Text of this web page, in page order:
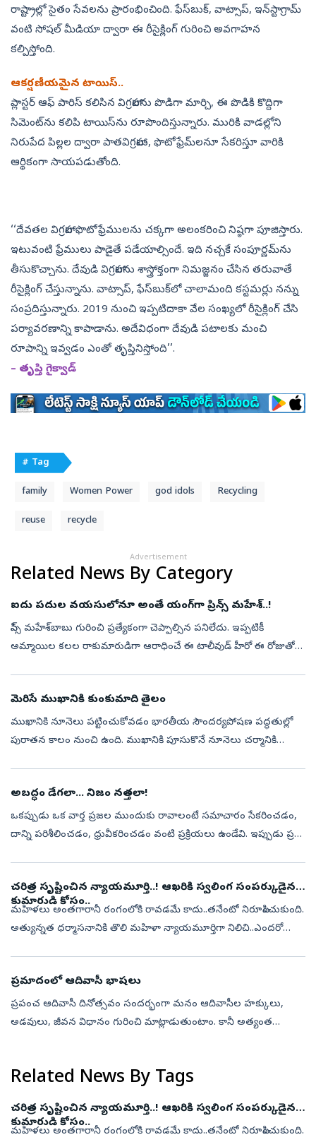
రాష్ట్రాల్లో సైతం సేవలను ప్రారంభించింది. ఫేస్‌బుక్, వాట్సాప్, ఇన్‌స్టాగ్రామ్‌
వంటి సోషల్‌ మీడియా ద్వారా ఈ రీసైక్లింగ్‌ గురించి అవగాహన
కల్పిస్తోంది.
ఆకర్షణీయమైన టాయిస్‌..
ప్లాస్టర్‌ ఆఫ్‌ పారిస్‌ కలిసిన విగ్రహాలను పొడిగా మార్చి, ఈ పొడికి కొద్దిగా
సిమెంట్‌ను కలిపి టాయిస్‌ను రూపొందిస్తున్నారు. మురికి వాడల్లోని
నిరుపేద పిల్లల ద్వారా పాతవిగ్రహాలు, ఫొటోఫ్రేమ్‌లనూ సేకరిస్తూ వారికి
ఆర్థికంగా సాయపడుతోంది.
‘‘దేవతల విగ్రహాల ఫొటోఫ్రేములను చక్కగా అలంకరించి నిష్ఠగా పూజిస్తారు.
ఇటువంటి ఫ్రేములు పాడైతే పడేయాల్సిందే. ఇది నచ్చకే సంపూర్ణమ్‌ను
తీసుకొచ్చాను. దేవుడి విగ్రహాలను శాస్త్రోక్తంగా నిమజ్జనం చేసిన తరువాతే
రీసైక్లింగ్‌ చేస్తున్నాను. వాట్సాప్, ఫేస్‌బుక్‌లో చాలామంది కస్టమర్లు నన్ను
సంప్రదిస్తున్నారు. 2019 నుంచి ఇప్పటిదాకా వేల సంఖ్యలో రీసైక్లింగ్‌ చేసి
పర్యావరణాన్ని కాపాడాను. అదేవిధంగా దేవుడి పటాలకు మంచి
రూపాన్ని ఇవ్వడం ఎంతో తృప్తినిస్తోంది’’.
– తృప్తి గైక్వాడ్‌
# Tag
family Women Power god idols Recycling
reuse recycle
Advertisement
Related News By Category
ఐదు పదుల వయసులోనూ అంతే యంగ్‌గా ప్రిన్స్‌ మహేశ్‌..!
ప్రిన్స్‌ మహేశ్‌బాబు గురించి ప్రత్యేకంగా చెప్పాల్సిన పనిలేదు. ఇప్పటికీ
అమ్మాయిల కలల రాకుమారుడిగా ఆరాధించే ఈ టాలీవుడ్‌ హీరో ఈ రోజుతో
మెరిసే ముఖానికి కుంకుమాది తైలం
ముఖానికి నూనెలు పట్టించుకోవడం భారతీయ సౌందర్యపోషణ పద్ధతుల్లో
పురాతన కాలం నుంచి ఉంది. ముఖానికి పూసుకొనే నూనెలు చర్మానికి
అబద్ధం డేగలా... నిజం నత్తలా!
ఒకప్పుడు ఒక వార్త ప్రజల ముందుకు రావాలంటే సమాచారం సేకరించడం,
దాన్ని పరిశీలించడం, ధ్రువీకరించడం వంటి ప్రక్రియలు ఉండేవి. ఇప్పుడు ప్రతి
చరిత్ర సృష్టించిన న్యాయమూర్తి..! ఆఖరికి స్వలింగ సంపర్కుడైన
కుమారుడి కోసం..
మహిళలు అంతగారానీ రంగంలోకి రావడమే కాదు..తనేంటో నిరూపించుకుంది.
అత్యున్నత ధర్మాసనానికి తొలి మహిళా న్యాయమూర్తిగా నిలిచి..ఎందరో
ప్రమాదంలో ఆదివాసీ భాషలు
ప్రపంచ ఆదివాసీ దినోత్సవం సందర్భంగా మనం ఆదివాసీల హక్కులు,
అడవులు, జీవన విధానం గురించి మాట్లాడుతుంటాం. కానీ అత్యంత
Related News By Tags
చరిత్ర సృష్టించిన న్యాయమూర్తి..! ఆఖరికి స్వలింగ సంపర్కుడైన
కుమారుడి కోసం..
మహిళలు అంతగారానీ రంగంలోకి రావడమే కాదు..తనేంటో నిరూపించుకుంది.